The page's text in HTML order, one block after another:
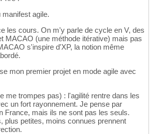
manifest agile.
les cours. On m'y parle de cycle en V, des
MACAO (une méthode itérative) mais pas
s'inspire d'XP, la notion même
mon premier projet en mode agile avec
me trompes pas) : l'agilité rentre dans les
un fort rayonnement. Je pense par
France, mais ils ne sont pas les seuls.
plus petites, moins connues prennent